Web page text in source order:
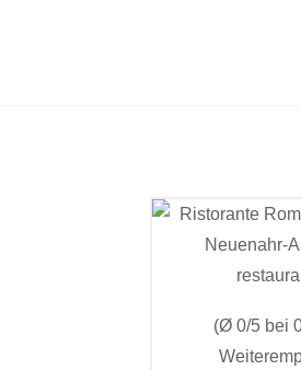
(Ø 0/5 bei